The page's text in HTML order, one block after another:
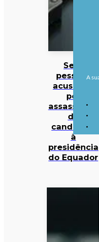
Sete
pessoas
acusadas
por
assassinato
de
candidato
à
presidência
do Equador
A